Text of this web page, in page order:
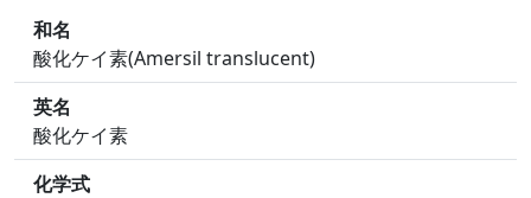
和名
酸化ケイ素(Amersil translucent)
英名
酸化ケイ素
化学式